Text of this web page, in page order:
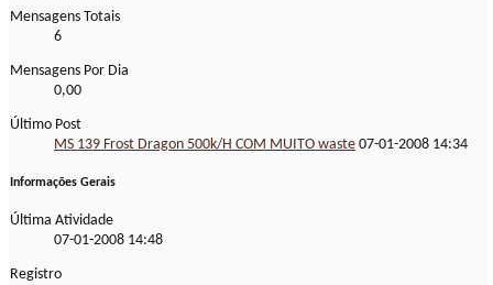
Mensagens Totais
6
Mensagens Por Dia
0,00
Último Post
MS 139 Frost Dragon 500k/H COM MUITO waste 07-01-2008 14:34
Informações Gerais
Última Atividade
07-01-2008 14:48
Registro